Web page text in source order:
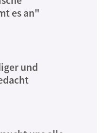
es an"
und